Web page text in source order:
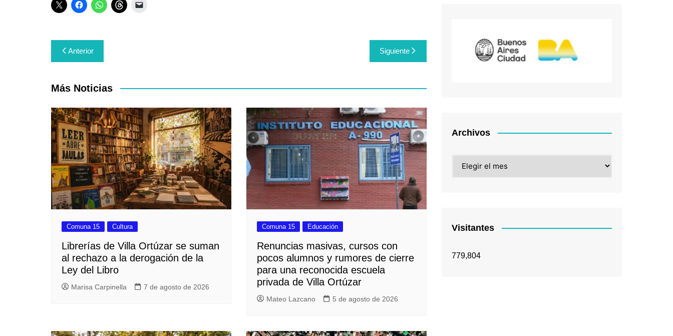
Navegación
de
entradas
Anterior Siguiente
Más Noticias
Comuna 15 Cultura
Librerías de Villa Ortúzar se suman
al rechazo a la derogación de la
Ley del Libro
Marisa Carpinella 7 de agosto de 2026
Comuna 15 Educación
Renuncias masivas, cursos con
pocos alumnos y rumores de cierre
para una reconocida escuela
privada de Villa Ortúzar
Mateo Lazcano 5 de agosto de 2026
Archivos
Visitantes
779,804